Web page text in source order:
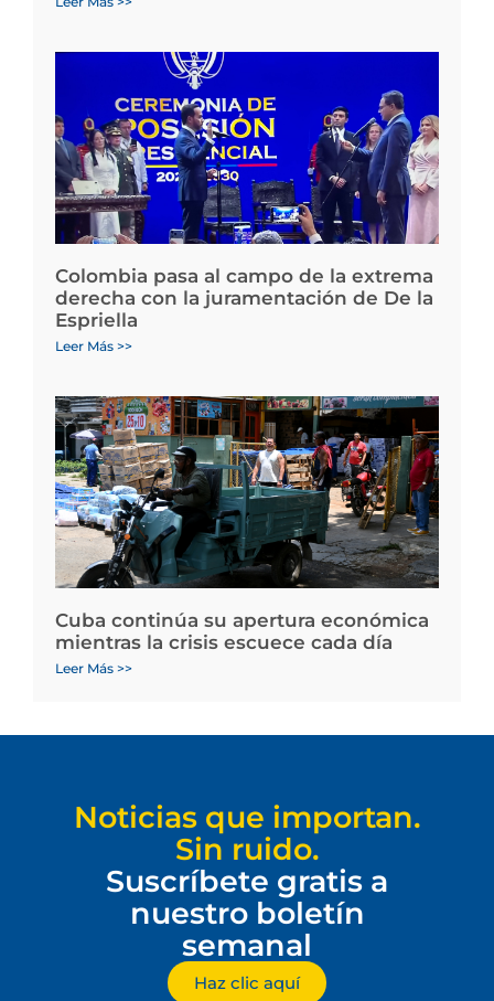
Colombia pasa al campo de la extrema
derecha con la juramentación de De la
Espriella
Leer Más >>
Cuba continúa su apertura económica
mientras la crisis escuece cada día
Leer Más >>
Noticias que importan.
Sin ruido.
Suscríbete gratis a
nuestro boletín
semanal
Haz clic aquí